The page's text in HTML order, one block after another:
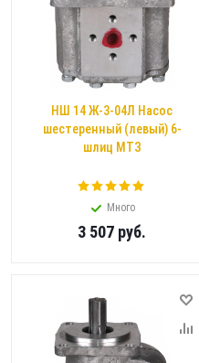
НШ 14 Ж-3-04Л Насос
шестеренный (левый) 6-
шлиц МТЗ
Много
3 507 руб.